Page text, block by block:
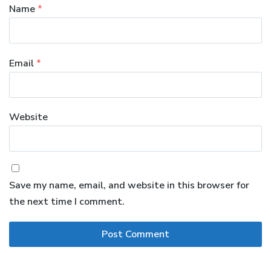
Name *
Email *
Website
Save my name, email, and website in this browser for
the next time I comment.